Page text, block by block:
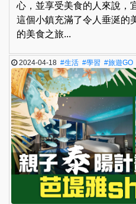
心，並享受美食的人來說，
這個小鎮充滿了令人垂涎的
的美食之旅...
2024-04-18#生活 #學習 #旅遊GO